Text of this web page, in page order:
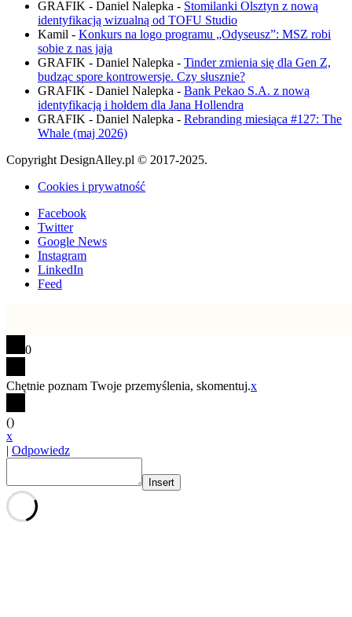
GRAFIK - Daniel Nalepka - Stomilanki Olsztyn z nową
identyfikacją wizualną od TOFU Studio
Kamil - Konkurs na logo programu „Odyseusz”: MSZ robi
sobie z nas jaja
GRAFIK - Daniel Nalepka - Tinder zmienia się dla Gen Z,
budząc spore kontrowersje. Czy słusznie?
GRAFIK - Daniel Nalepka - Bank Pekao S.A. z nową
identyfikacją i hołdem dla Jana Hollendra
GRAFIK - Daniel Nalepka - Rebranding miesiąca #127: The
Whale (maj 2026)
Copyright DesignAlley.pl © 2017-2025.
Cookies i prywatność
Facebook
Twitter
Google News
Instagram
LinkedIn
Feed
0
Chętnie poznam Twoje przemyślenia, skomentuj.x
()
x
| Odpowiedz
Insert